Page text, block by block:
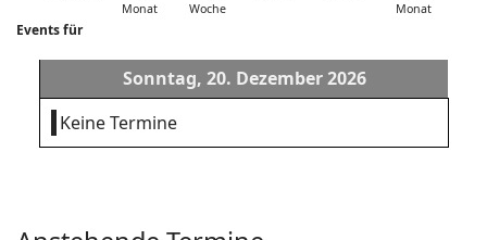
Monat
Woche
Monat
Events für
Sonntag, 20. Dezember 2026
Keine Termine